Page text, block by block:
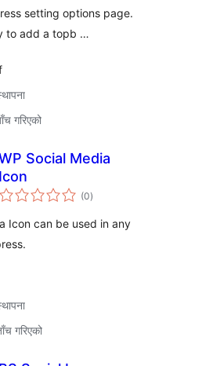
setting options page.
to add a topb …
गरिएको
Social Media
Icon
(0कुल
रेटिङ्गहरू
)
Icon can be used in any
गरिएको